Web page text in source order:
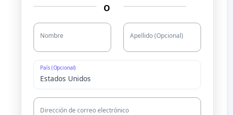
O
Nombre Apellido (Opcional)
País (Opcional)
Dirección de correo electrónico